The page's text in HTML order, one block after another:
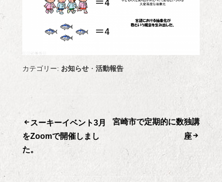
カテゴリー: お知らせ・ 活動報告
投
稿
スーキーイベント3月
をZoomで開催しまし
た。
宮崎市で定期的に数独講
座